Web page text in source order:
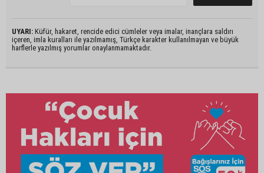
UYARI: Küfür, hakaret, rencide edici cümleler veya imalar, inançlara saldırı
içeren, imla kuralları ile yazılmamış, Türkçe karakter kullanılmayan ve büyük
harflerle yazılmış yorumlar onaylanmamaktadır.